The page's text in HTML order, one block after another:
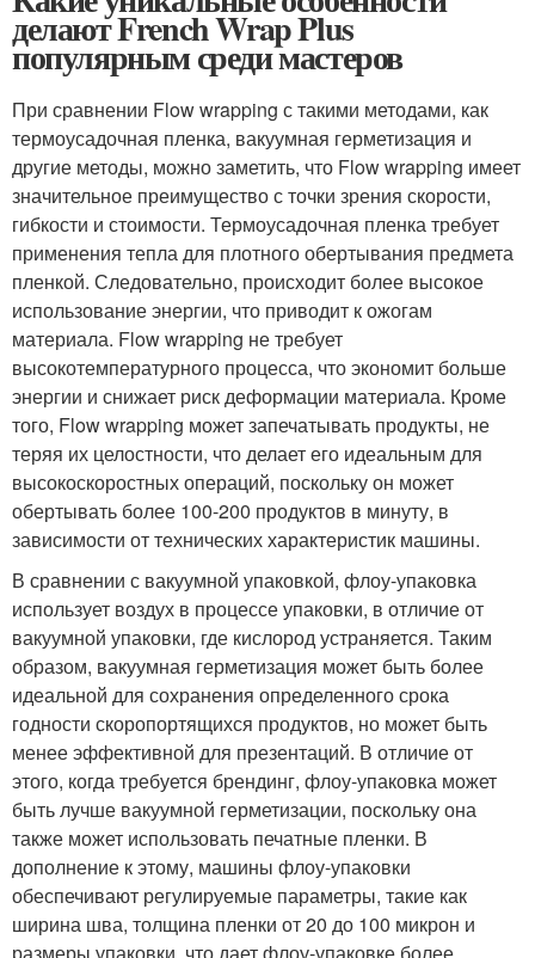
делают French Wrap Plus
популярным среди мастеров
При сравнении Flow wrapping с такими методами, как
термоусадочная пленка, вакуумная герметизация и
другие методы, можно заметить, что Flow wrapping имеет
значительное преимущество с точки зрения скорости,
гибкости и стоимости. Термоусадочная пленка требует
применения тепла для плотного обертывания предмета
пленкой. Следовательно, происходит более высокое
использование энергии, что приводит к ожогам
материала. Flow wrapping не требует
высокотемпературного процесса, что экономит больше
энергии и снижает риск деформации материала. Кроме
того, Flow wrapping может запечатывать продукты, не
теряя их целостности, что делает его идеальным для
высокоскоростных операций, поскольку он может
обертывать более 100-200 продуктов в минуту, в
зависимости от технических характеристик машины.
В сравнении с вакуумной упаковкой, флоу-упаковка
использует воздух в процессе упаковки, в отличие от
вакуумной упаковки, где кислород устраняется. Таким
образом, вакуумная герметизация может быть более
идеальной для сохранения определенного срока
годности скоропортящихся продуктов, но может быть
менее эффективной для презентаций. В отличие от
этого, когда требуется брендинг, флоу-упаковка может
быть лучше вакуумной герметизации, поскольку она
также может использовать печатные пленки. В
дополнение к этому, машины флоу-упаковки
обеспечивают регулируемые параметры, такие как
ширина шва, толщина пленки от 20 до 100 микрон и